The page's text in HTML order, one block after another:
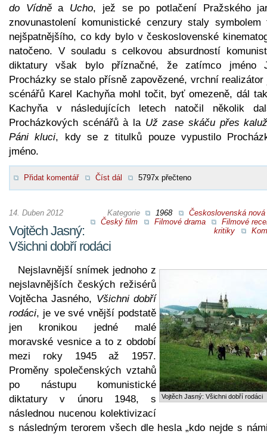
do Vídněa Ucho, jež se po potlačení Pražského
znovunastolení komunistické cenzury staly symbolem
nejšpatnějšího, co kdy bylo v československé
natočeno. V souladu s celkovou absurdností
diktatury však bylo příznačné, že zatímco jméno
Procházky se stalo přísně zapovězené, vrchní realizátor
scénářů Karel Kachyňa mohl točit, byť omezeně, dál
Kachyňa v následujících letech natočil několik
Procházkových scénářů à la Už zase skáču přes
Páni kluci, kdy se z titulků pouze vypustilo
jméno.
Přidat komentář Číst dál 5797x přečteno
Kategorie 1968
Československá nová
Český film
Filmové drama
Filmové
kritiky
14. Duben 2012
Vojtěch Jasný:
Všichni dobří rodáci
Vojtěch Jasný: Všichni dobří rodáci
Nejslavnější snímek jednoho z
nejslavnějších českých režisérů
Vojtěcha Jasného, Všichni dobří
rodáci, je ve své vnější podstatě
jen kronikou jedné malé
moravské vesnice a to z období
mezi roky 1945 až 1957.
Proměny společenských vztahů
po nástupu komunistické
diktatury v únoru 1948, s
následnou nucenou kolektivizací
s následným terorem všech dle hesla „kdo nejde s